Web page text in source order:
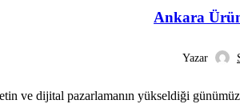
Ankara
Yazar
ve dijital pazarlamanın yükseldiği